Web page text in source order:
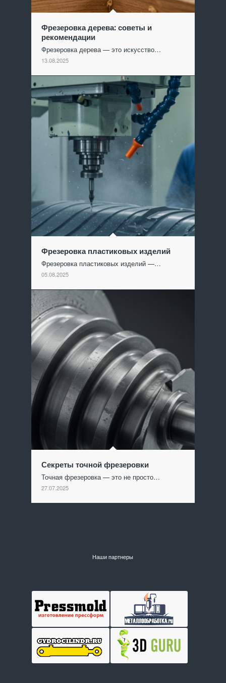
Фрезеровка дерева: советы и
рекомендации
Фрезеровка дерева — это искусство…
13.08.2025
Фрезеровка пластиковых изделий
Фрезеровка пластиковых изделий —…
05.08.2025
Секреты точной фрезеровки
Точная фрезеровка — это не просто…
27.07.2025
Наши партнеры